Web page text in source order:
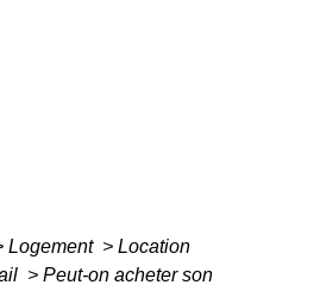
Logement > Location
> Peut-on acheter son